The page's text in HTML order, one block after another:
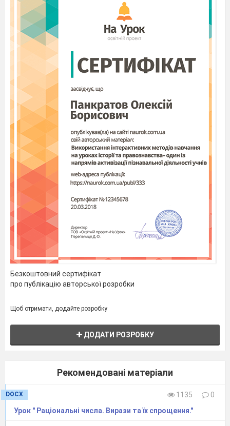
Безкоштовний сертифікат
про публікацію авторської розробки
Щоб отримати, додайте розробку
ДОДАТИ РОЗРОБКУ
Рекомендовані матеріали
DOCX 1135
0
Урок " Раціональні числа. Вирази та їх спрощення."